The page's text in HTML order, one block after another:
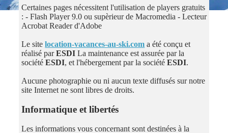
Certaines pages nécessitent l'utilisation de players gratuits
: - Flash Player 9.0 ou supèrieur de Macromedia - Lecteur
Acrobat Reader d'Adobe
Le sitelocation-vacances-au-ski.com a été conçu et
réalisé parESDI La maintenance est assurée par la
sociétéESDI, et l'hébergement par la sociétéESDI.
Aucune photographie ou ni aucun texte diffusés sur notre
site Internet ne sont libres de droits.
Informatique et libertés
Les informations vous concernant sont destinées à la